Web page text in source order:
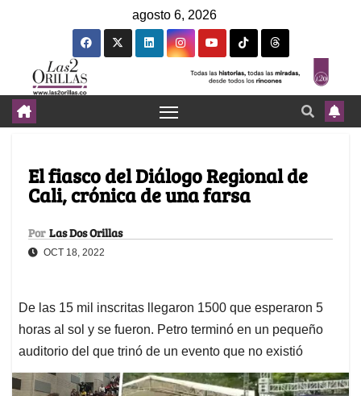
agosto 6, 2026
El fiasco del Diálogo Regional de
Cali, crónica de una farsa
Por Las Dos Orillas
OCT 18, 2022
De las 15 mil inscritas llegaron 1500 que esperaron 5
horas al sol y se fueron. Petro terminó en un pequeño
auditorio del que trinó de un evento que no existió